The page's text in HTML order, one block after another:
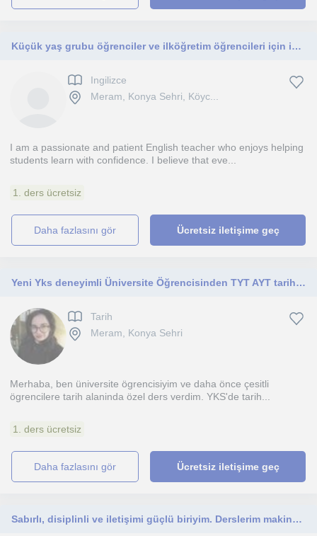
Küçük yaş grubu öğrenciler ve ilköğretim öğrencileri için ingilizce dersi vermekteyimdir
Ingilizce
Meram, Konya Sehri, Köyc...
I am a passionate and patient English teacher who enjoys helping
students learn with confidence. I believe that eve...
1. ders ücretsiz
daha fazlasını gör Ücretsiz iletişime geç
Yeni Yks deneyimli Üniversite Öğrencisinden TYT AYT tarih özel dersi
Tarih
Meram, Konya Sehri
Merhaba, ben üniversite ögrencisiyim ve daha önce çesitli
ögrencilere tarih alaninda özel ders verdim. YKS'de tarih...
1. ders ücretsiz
daha fazlasını gör Ücretsiz iletişime geç
Sabırlı, disiplinli ve iletişimi güçlü biriyim. Derslerim makine mühendisliği öğrencileri ve teknik alanlara ilgi duyanlara